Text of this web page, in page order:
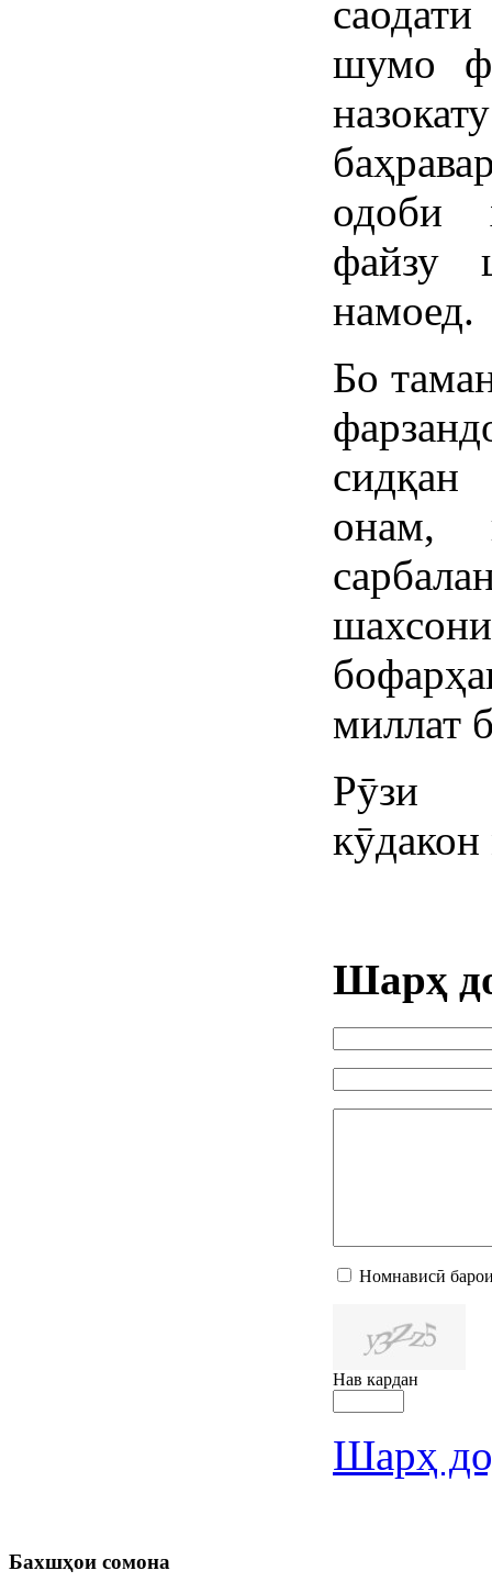
шумо
одоби
файзу
намоед.
Бо
сидқан
онам,
миллат
Рӯзи
Шарҳ
Номнависӣ
Нав кардан
Шарҳ
Бахшҳои сомона